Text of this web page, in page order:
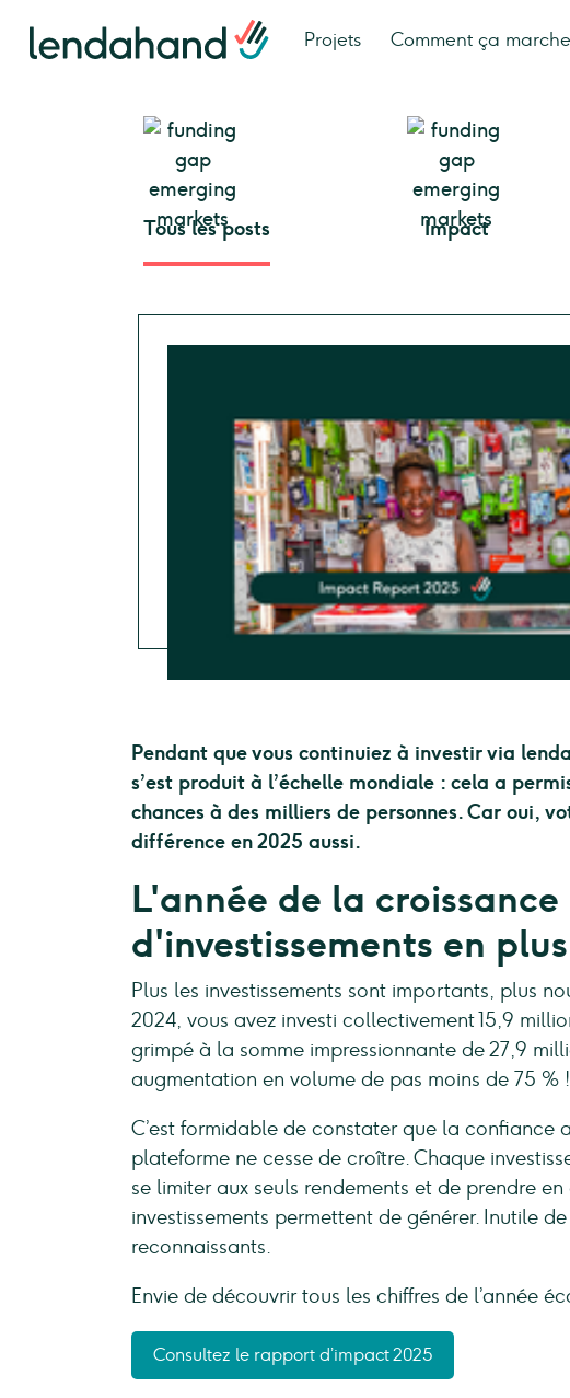
Projets Comment ça marche
Tous les posts Impact
Pendant que vous continuiez à investir via
s’est produit à l’échelle mondiale : cela a
chances à des milliers de personnes. Car oui,
différence en 2025 aussi.
L'année de la croissance
d'investissements en plus
Plus les investissements sont importants, plus
2024, vous avez investi collectivement 15,9
grimpé à la somme impressionnante de 27,9
augmentation en volume de pas moins de 75 % !
C’est formidable de constater que la confiance
plateforme ne cesse de croître. Chaque
se limiter aux seuls rendements et de prendre
investissements permettent de générer. Inutile
reconnaissants.
Envie de découvrir tous les chiffres de l’année
Consultez le rapport d’impact 2025